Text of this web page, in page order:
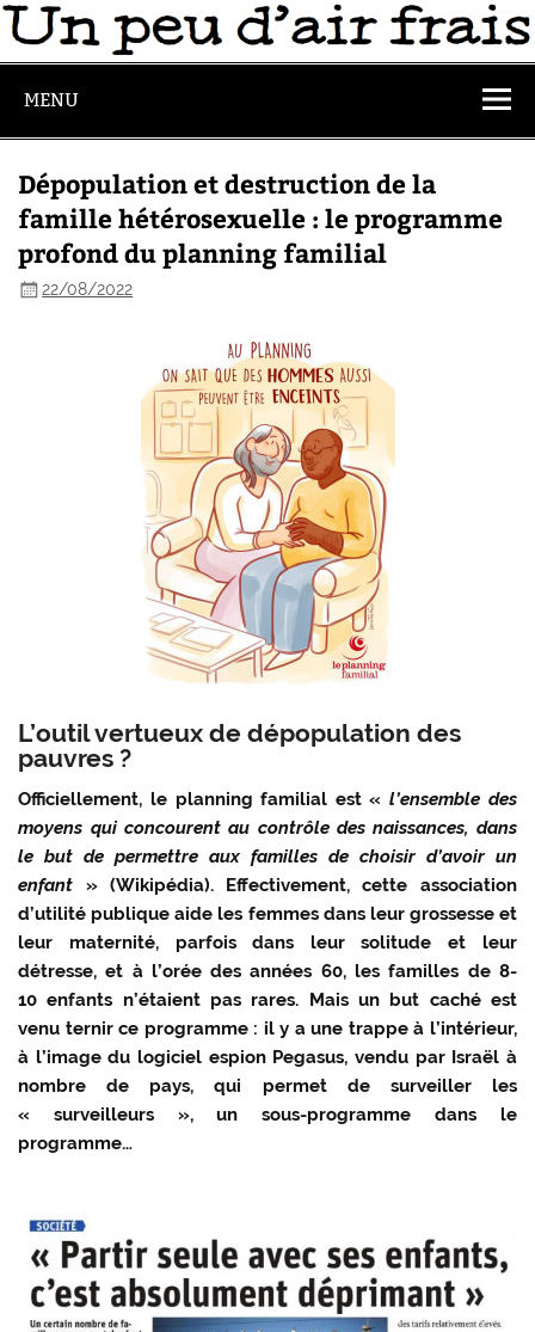
MENU
Dépopulation et destruction de la
famille hétérosexuelle : le programme
profond du planning familial
22/08/2022
L’outil vertueux de dépopulation des
pauvres ?
Officiellement, le planning familial est «l’ensemble des
moyens qui concourent au contrôle des naissances, dans
le but de permettre aux familles de choisir d’avoir un
enfant » (Wikipédia). Effectivement, cette association
d’utilité publique aide les femmes dans leur grossesse et
leur maternité, parfois dans leur solitude et leur
détresse, et à l’orée des années 60, les familles de 8-
10 enfants n’étaient pas rares. Mais un but caché est
venu ternir ce programme : il y a une trappe à l’intérieur,
à l’image du logiciel espion Pegasus, vendu par Israël à
nombre de pays, qui permet de surveiller les
« surveilleurs », un sous-programme dans le
programme…